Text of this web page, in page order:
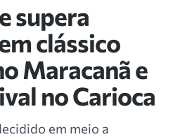
supera
clássico
Maracanã e
no Carioca
em meio a